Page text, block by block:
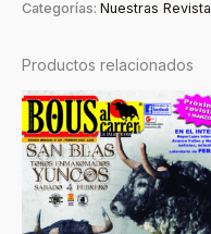
Categorías: Nuestras
Productos relacionados